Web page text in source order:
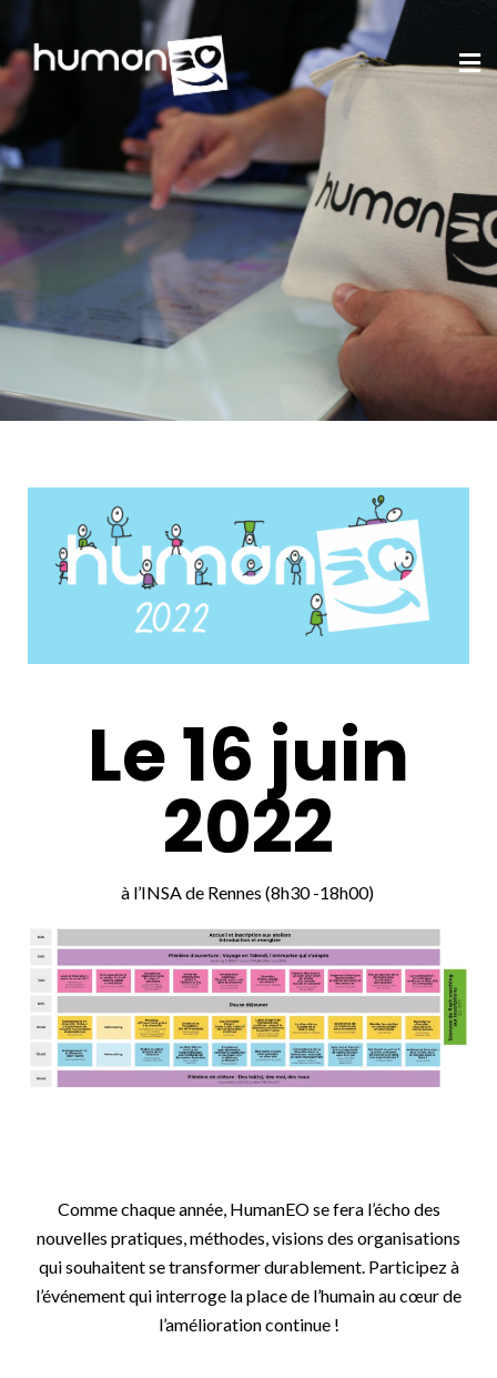
Le 16 juin
2022
à l’INSA de Rennes (8h30 -18h00)
Comme chaque année, HumanEO se fera l’écho des
nouvelles pratiques, méthodes, visions des organisations
qui souhaitent se transformer durablement. Participez à
l’événement qui interroge la place de l’humain au cœur de
l’amélioration continue !